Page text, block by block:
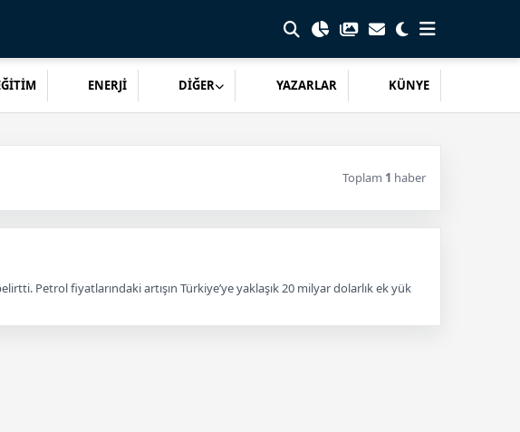
ENERJİ DİĞER YAZARLAR KÜNYE
Toplam 1 haber
Petrol fiyatlarındaki artışın Türkiye’ye yaklaşık 20 milyar dolarlık ek yük